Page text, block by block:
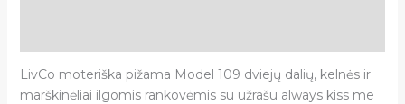
LivCo moteriška pižama Model 109 dviejų dalių, kelnės ir
marškinėliai ilgomis rankovėmis su užrašu always kiss me